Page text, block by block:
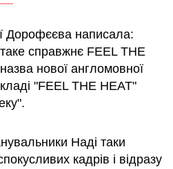
Дорофєєва написала:
справжнє FEEL THE
нової англомовної
"FEEL THE HEAT"
Наді таки
кадрів і відразу